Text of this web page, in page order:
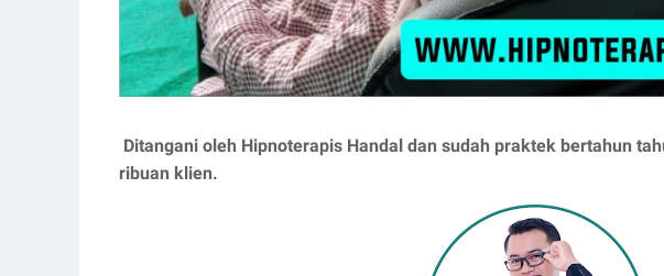
Ditangani oleh Hipnoterapis Handal dan sudah praktek bertahun
ribuan klien.